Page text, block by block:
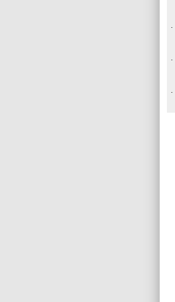
.
.
.